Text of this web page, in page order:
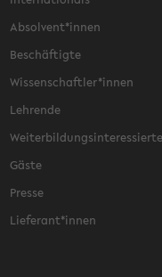
Absolvent*innen
Beschäftigte
Wissenschaftler*innen
Lehrende
Weiterbildungsinteressierte
Gäste
Presse
Lieferant*innen